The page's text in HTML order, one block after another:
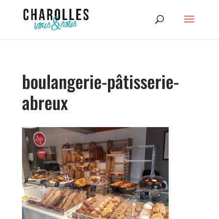
boulangerie-pâtisserie-
abreux